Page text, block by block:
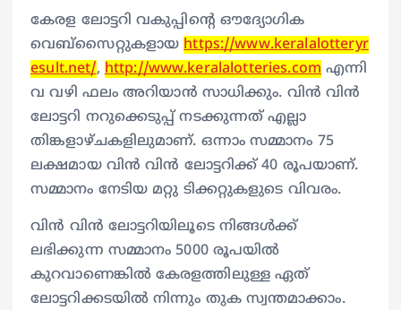
കേരള ലോട്ടറി വകുപ്പിന്റെ ഔദ്യോഗിക
വെബ്‌സൈറ്റുകളായhttps://www.keralalotteryr
esult.net/,http://www.keralalotteries.com എന്നി
വ വഴി ഫലം അറിയാൻ സാധിക്കും. വിൻ വിൻ
ലോട്ടറി നറുക്കെടുപ്പ് നടക്കുന്നത് എല്ലാ
തിങ്കളാഴ്ചകളിലുമാണ്. ഒന്നാം സമ്മാനം 75
ലക്ഷമായ വിൻ വിൻ ലോട്ടറിക്ക് 40 രൂപയാണ്.
സമ്മാനം നേടിയ മറ്റു ടിക്കറ്റുകളുടെ വിവരം.
വിൻ വിൻ ലോട്ടറിയിലൂടെ നിങ്ങൾക്ക്
ലഭിക്കുന്ന സമ്മാനം 5000 രൂപയിൽ
കുറവാണെങ്കിൽ കേരളത്തിലുള്ള ഏത്
ലോട്ടറിക്കടയിൽ നിന്നും തുക സ്വന്തമാക്കാം.